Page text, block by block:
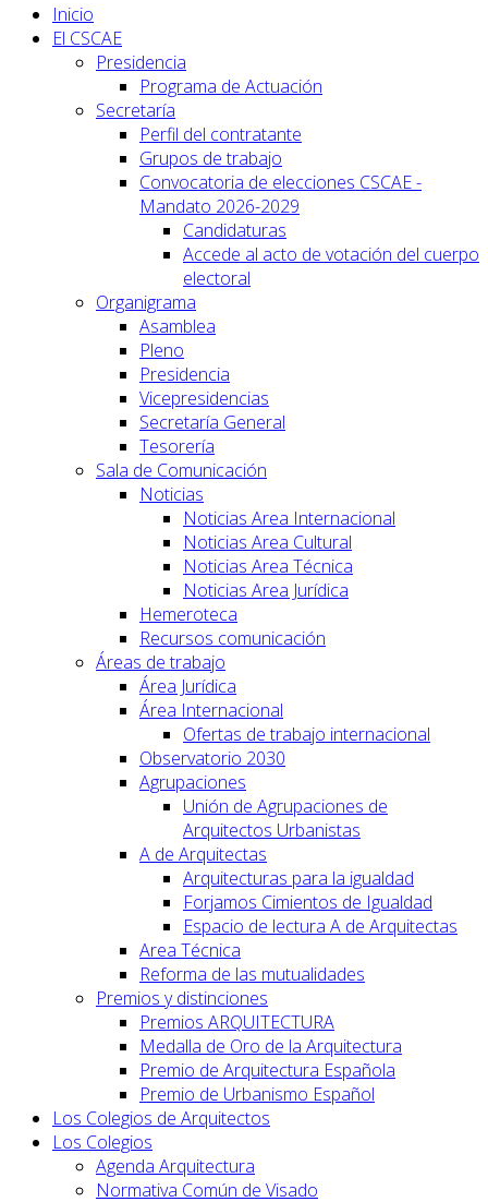
Inicio
El CSCAE
Presidencia
Programa de Actuación
Secretaría
Perfil del contratante
Grupos de trabajo
Convocatoria de elecciones CSCAE -
Mandato 2026-2029
Candidaturas
Accede al acto de votación del cuerpo
electoral
Organigrama
Asamblea
Pleno
Presidencia
Vicepresidencias
Secretaría General
Tesorería
Sala de Comunicación
Noticias
Noticias Area Internacional
Noticias Area Cultural
Noticias Area Técnica
Noticias Area Jurídica
Hemeroteca
Recursos comunicación
Áreas de trabajo
Área Jurídica
Área Internacional
Ofertas de trabajo internacional
Observatorio 2030
Agrupaciones
Unión de Agrupaciones de
Arquitectos Urbanistas
A de Arquitectas
Arquitecturas para la igualdad
Forjamos Cimientos de Igualdad
Espacio de lectura A de Arquitectas
Area Técnica
Reforma de las mutualidades
Premios y distinciones
Premios ARQUITECTURA
Medalla de Oro de la Arquitectura
Premio de Arquitectura Española
Premio de Urbanismo Español
Los Colegios de Arquitectos
Los Colegios
Agenda Arquitectura
Normativa Común de Visado